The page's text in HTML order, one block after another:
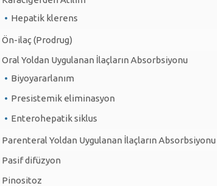
Hepatik klerens
Ön-ilaç (Prodrug)
Oral Yoldan Uygulanan İlaçların Absorbsiyonu
Biyoyararlanım
Presistemik eliminasyon
Enterohepatik siklus
Parenteral Yoldan Uygulanan İlaçların Absorbsiyonu
Pasif difüzyon
Pinositoz